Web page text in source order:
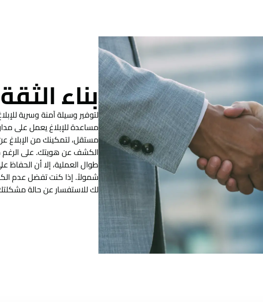
بناء
لتوفير وسيلة آمنة وسرية
مساعدة للإبلاغ يعمل على
مستقل، لتمكينك من الإبلاغ
الكشف عن هويتك. على الرغم
طوال العملية، إلا أن الحفاظ
شمولاً. إذا كنت تفضل عدم
لك للاستفسار عن حالة